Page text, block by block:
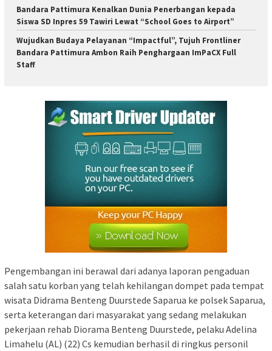
Bandara Pattimura Kenalkan Dunia Penerbangan kepada
Siswa SD Inpres 59 Tawiri Lewat “School Goes to Airport”
Wujudkan Budaya Pelayanan “Impactful”, Tujuh Frontliner
Bandara Pattimura Ambon Raih Penghargaan ImPaCX Full
Staff
Pengembangan ini berawal dari adanya laporan pengaduan
salah satu korban yang telah kehilangan dompet pada tempat
wisata Didrama Benteng Duurstede Saparua ke polsek Saparua,
serta keterangan dari masyarakat yang sedang melakukan
pekerjaan rehab Diorama Benteng Duurstede, pelaku Adelina
Limahelu (AL) (22) Cs kemudian berhasil di ringkus personil